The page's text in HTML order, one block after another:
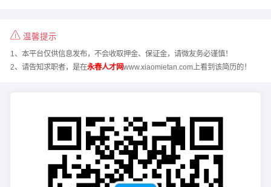
温馨提示
1、本平台仅供信息发布，不会收取押金、保证金，请微友务必谨慎！
2、请告知求职者，是在永春人才网www.xiaomietan.com上看到该简历的！